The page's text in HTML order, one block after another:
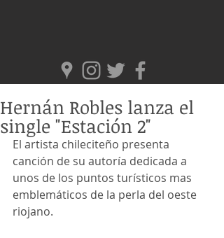
Hernán Robles lanza el
single "Estación 2"
El artista chileciteño presenta
canción de su autoría dedicada a
unos de los puntos turísticos mas
emblemáticos de la perla del oeste
riojano.